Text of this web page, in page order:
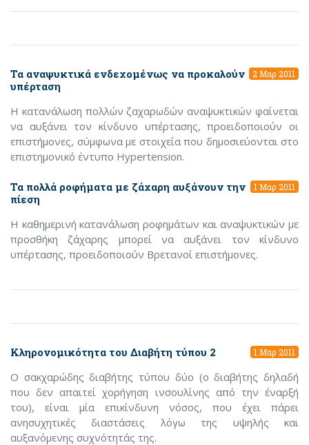
Τα αναψυκτικά ενδεχομένως να προκαλούν
υπέρταση
2 Μαρ 2011
Η κατανάλωση πολλών ζαχαρωδών αναψυκτικών φαίνεται
να αυξάνει τον κίνδυνο υπέρτασης, προειδοποιούν οι
επιστήμονες, σύμφωνα με στοιχεία που δημοσιεύονται στο
επιστημονικό έντυπο Hypertension.
Τα πολλά ροφήματα με ζάχαρη αυξάνουν την
πίεση
1 Μαρ 2011
Η καθημερινή κατανάλωση ροφημάτων και αναψυκτικών με
προσθήκη ζάχαρης μπορεί να αυξάνει τον κίνδυνο
υπέρτασης, προειδοποιούν Βρετανοί επιστήμονες.
Κληρονομικότητα του Διαβήτη τύπου 2 1 Μαρ 2011
Ο σακχαρώδης διαβήτης τύπου δύο (ο διαβήτης δηλαδή
που δεν απαιτεί χορήγηση ινσουλίνης από την έναρξή
του), είναι μία επικίνδυνη νόσος, που έχει πάρει
ανησυχητικές διαστάσεις λόγω της υψηλής και
αυξανόμενης συχνότητάς της.